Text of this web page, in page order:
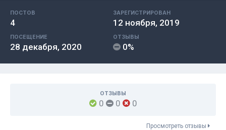
ПОСТОВ
4
ЗАРЕГИСТРИРОВАН
12 ноября, 2019
ПОСЕЩЕНИЕ
28 декабря, 2020
ОТЗЫВЫ
0%
ОТЗЫВЫ
0 0 0
Просмотреть отзывы